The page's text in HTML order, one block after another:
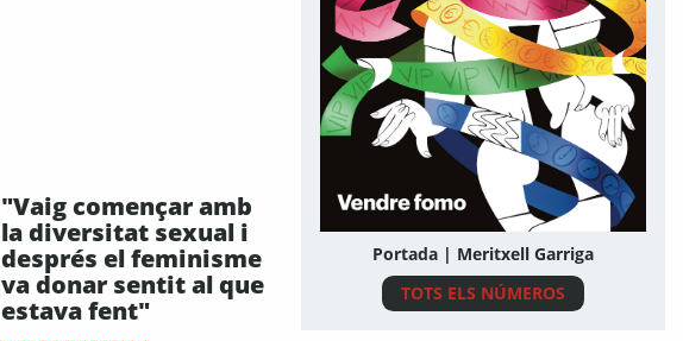
"Vaig començar amb
la diversitat sexual i
després el feminisme
va donar sentit al que
estava fent"
Portada | Meritxell Garriga
TOTS ELS NÚMEROS